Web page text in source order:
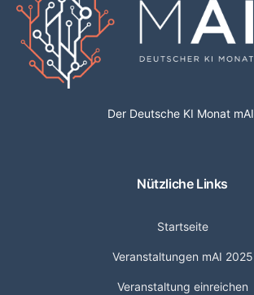
Der Deutsche KI Monat mAI
Nützliche Links
Startseite
Veranstaltungen mAI 2025
Veranstaltung einreichen